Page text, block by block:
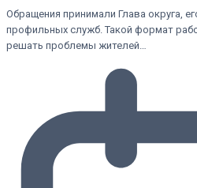
Обращения принимали Глава округа,
профильных служб. Такой формат
решать проблемы жителей…